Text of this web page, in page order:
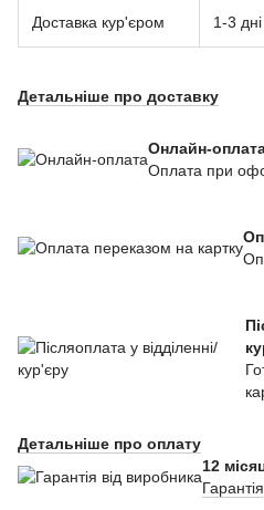
Доставка кур'єром 1-3 дні
Детальніше про доставку
Онлайн-
Оплата при
Детальніше про оплату
12
Гарантія